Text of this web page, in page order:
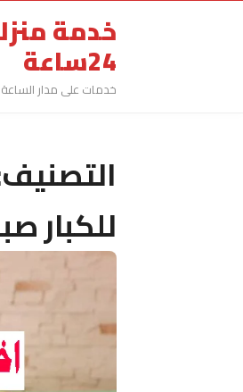
خدمة
24ساعة
خدمات على مدار الساعة
للكبار